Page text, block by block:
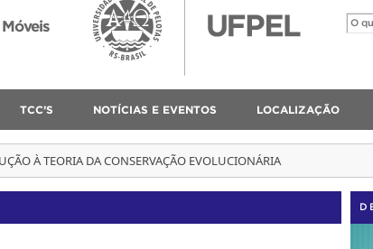
TCC’S NOTÍCIAS E EVENTOS LOCALIZAÇÃO
À TEORIA DA CONSERVAÇÃO EVOLUCIONÁRIA